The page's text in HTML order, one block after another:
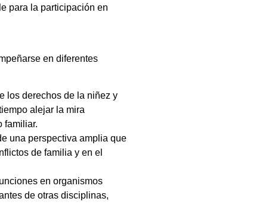
para la participación en
en diferentes
los derechos de la niñez y
alejar la mira
familiar.
una perspectiva amplia que
de familia y en el
en organismos
de otras disciplinas,